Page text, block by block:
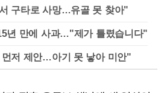
구타로 사망…유골 못 찾아"
년 만에 사과…"제가 틀렸습니다"
저 제안…아기 못 낳아 미안"